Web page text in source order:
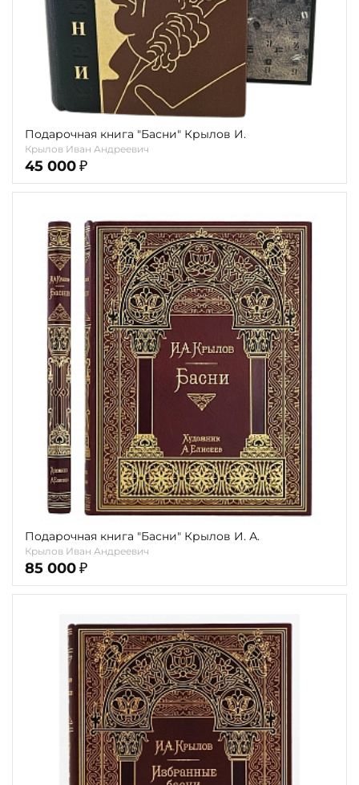
Переплёт
Наличие
Подарочная книга "Басни" Крылов И.
Крылов Иван Андреевич
45 000 ₽
Подарочная книга "Басни" Крылов И. А.
Крылов Иван Андреевич
85 000 ₽